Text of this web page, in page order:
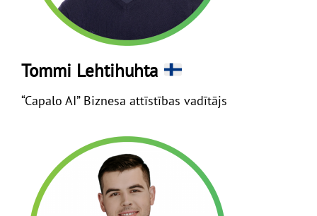
Tommi Lehtihuhta
“Capalo AI” Biznesa attīstības vadītājs